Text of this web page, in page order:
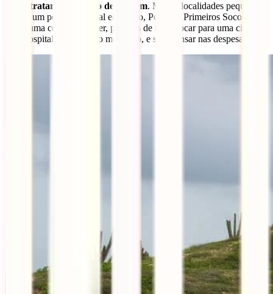
Contratar um Seguro de Viagem. Muitas localidades pequenas
só têm um pequeno, e mal equipado, Posto de Primeiros Socorros.
Se alguma coisa acontecer, precisas de te deslocar para uma cidade
com hospital, no primeiro momento, e sem pensar nas despesas.